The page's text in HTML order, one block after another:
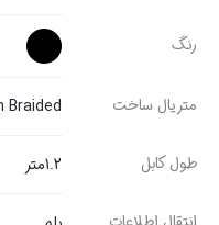
رنگ
متریال ساخت Braided
طول کابل 1.2متر